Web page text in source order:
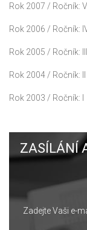
Rok 2007 / Ročník: V
Rok 2006 / Ročník:
Rok 2005 / Ročník: III
Rok 2004 / Ročník: II
Rok 2003 / Ročník: I
ZASÍLÁNÍ
Zadejte Vaši e-